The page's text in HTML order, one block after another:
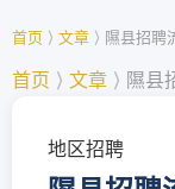
首页 ⟩ 文章 ⟩ 隰县招聘
首页 ⟩ 文章 ⟩ 隰县
地区招聘